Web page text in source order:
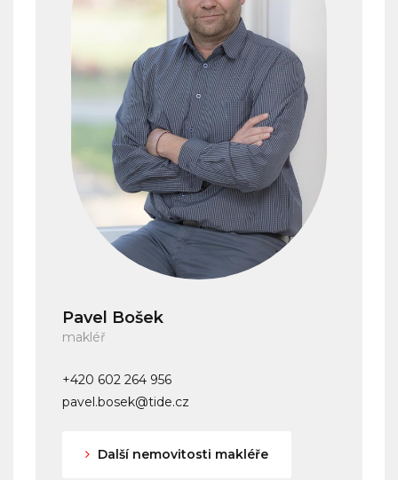
Pavel Bošek
makléř
+420 602 264 956
pavel.bosek@tide.cz
Další nemovitosti makléře